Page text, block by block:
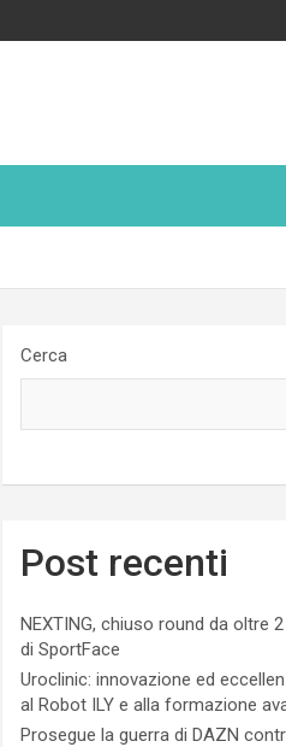
Cerca
Post recenti
NEXTING, chiuso round da oltre
di SportFace
Uroclinic: innovazione ed
al Robot ILY e alla formazione
Prosegue la guerra di DAZN